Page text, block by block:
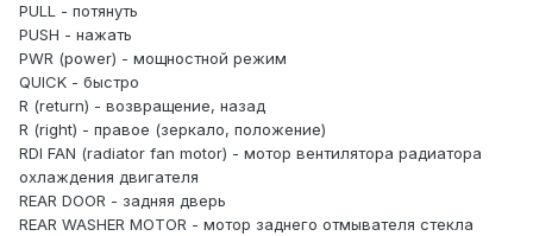
PULL - потянуть
PUSH - нажать
PWR (power) - мощностной режим
QUICK - быстро
R (return) - возвращение, назад
R (right) - правое (зеркало, положение)
RDI FAN (radiator fan motor) - мотор вентилятора радиатора
охлаждения двигателя
REAR DOOR - задняя дверь
REAR WASHER MOTOR - мотор заднего отмывателя стекла